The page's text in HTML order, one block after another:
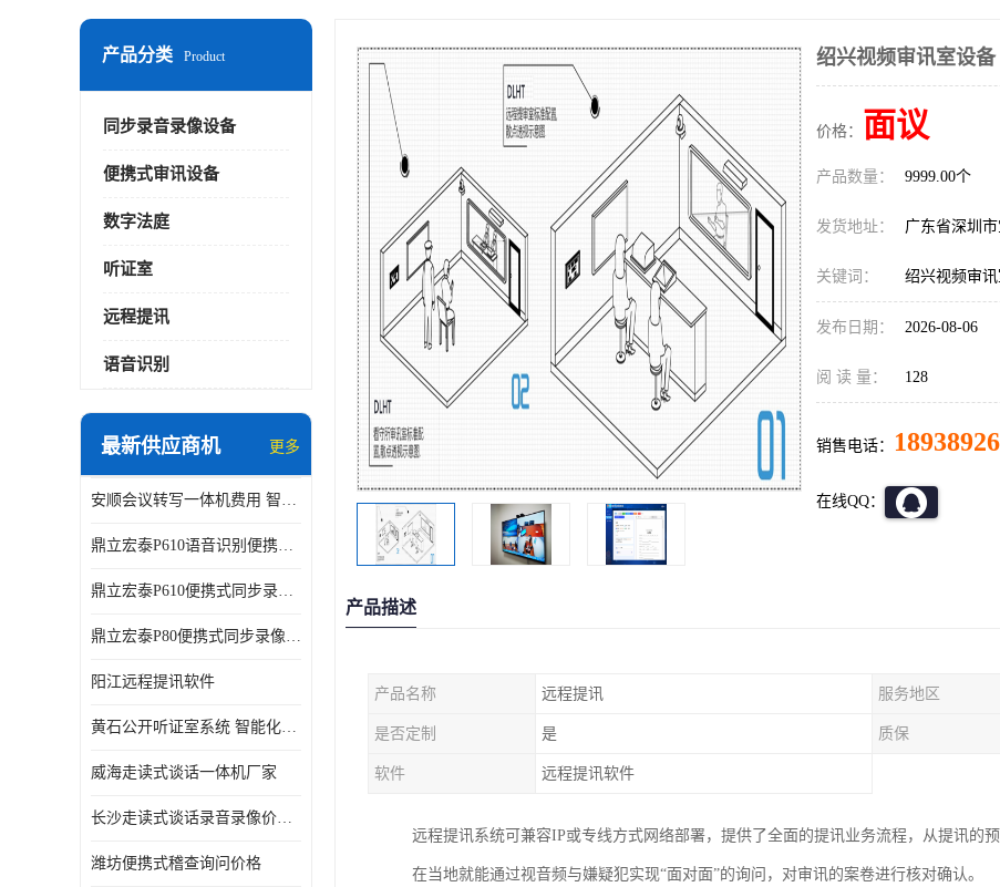
产品分类 Product
同步录音录像设备
便携式审讯设备
数字法庭
听证室
远程提讯
语音识别
最新供应商机 更多
安顺会议转写一体机费用 智能化水平
鼎立宏泰P610语音识别便携式同步录像设备支持双光驱加硬盘同步实时刻录哈希值加密画面合成远程指挥电子笔录温湿度音视频采集视频显示等功能于一体的移动办案终端
鼎立宏泰P610便携式同步录像设备支持双光驱加硬盘同步实时刻录哈希值加密画面合成远程指挥电子笔录温湿度音视频采集视频显示等功能于一体的移动办案终端
鼎立宏泰P80便携式同步录像设备支持双光驱加硬盘同步实时刻录哈希值加密画面合成远程指挥电子笔录温湿度音视频采集视频显示等功能于一体的移动办案终端
阳江远程提讯软件
黄石公开听证室系统 智能化水平
威海走读式谈话一体机厂家
长沙走读式谈话录音录像价格 高清录屏模式
潍坊便携式稽查询问价格
绍兴视频审讯室设
价格： 面议
产品数量： 9999.00个
发货地址： 广东省深圳
关键词： 绍兴视频审
发布日期： 2026-08-06
阅 读 量： 128
销售电话：
在线QQ：
产品描述
产品名称 远程提讯 服务地区
是否定制 是 质保
软件 远程提讯软件
远程提讯系统可兼容IP或专线方式网络部署，提供了全面的提讯业务流程，从提讯的
在当地就能通过视音频与嫌疑犯实现“面对面”的询问，对审讯的案卷进行核对确认。